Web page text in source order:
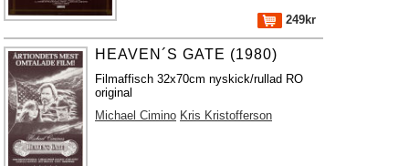
249kr
HEAVEN´S GATE (1980)
Filmaffisch 32x70cm nyskick/rullad RO
original
Michael Cimino Kris Kristofferson